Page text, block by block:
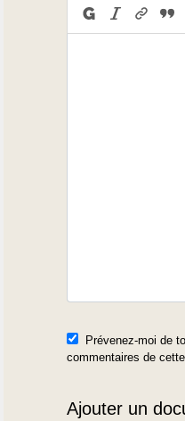
Prévenez-moi de
commentaires de
Ajouter un